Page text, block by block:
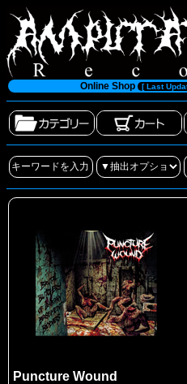
Online Shop [ Last
Puncture Wound